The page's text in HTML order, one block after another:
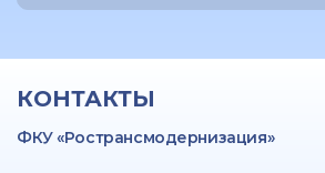
КОНТАКТЫ
ФКУ «Ространсмодернизация»